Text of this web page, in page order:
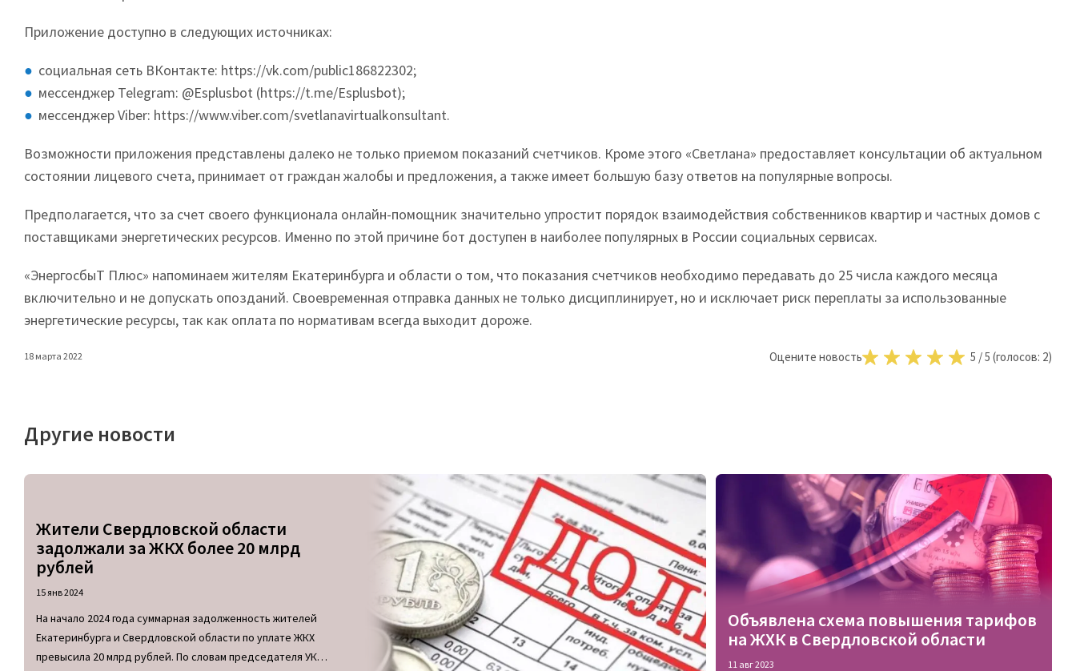
Приложение доступно в следующих источниках:
социальная сеть ВКонтакте: https://vk.com/public186822302;
мессенджер Telegram: @Esplusbot (https://t.me/Esplusbot);
мессенджер Viber: https://www.viber.com/svetlanavirtualkonsultant.
Возможности приложения представлены далеко не только приемом показаний счетчиков. Кроме этого «Светлана» предоставляет консультации об актуальном
состоянии лицевого счета, принимает от граждан жалобы и предложения, а также имеет большую базу ответов на популярные вопросы.
Предполагается, что за счет своего функционала онлайн-помощник значительно упростит порядок взаимодействия собственников квартир и частных домов с
поставщиками энергетических ресурсов. Именно по этой причине бот доступен в наиболее популярных в России социальных сервисах.
«ЭнергосбыТ Плюс» напоминаем жителям Екатеринбурга и области о том, что показания счетчиков необходимо передавать до 25 числа каждого месяца
включительно и не допускать опозданий. Своевременная отправка данных не только дисциплинирует, но и исключает риск переплаты за использованные
энергетические ресурсы, так как оплата по нормативам всегда выходит дороже.
18 марта 2022 Оцените новость 5 /5 (голосов: 2)
Другие новости
Жители Свердловской области
задолжали за ЖКХ более 20 млрд
рублей
15 янв 2024
На начало 2024 года суммарная задолженность жителей
Екатеринбурга и Свердловской области по уплате ЖКХ
превысила 20 млрд рублей. По словам председателя УК
Объявлена схема повышения тарифов
на ЖХК в Свердловской области
11 авг 2023